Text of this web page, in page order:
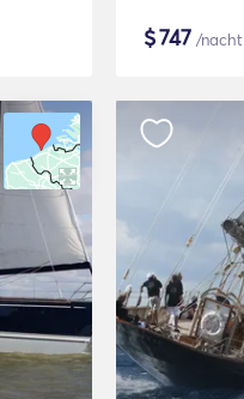
$747 /nacht